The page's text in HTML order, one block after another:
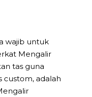
wajib untuk
Mengalir
tas guna
custom, adalah